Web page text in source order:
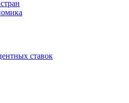
создания своего индекса
ставок